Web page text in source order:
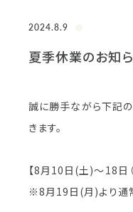
2024.8.9
夏季休業のお知
誠に勝手ながら下記
きます。
【8月10日(土)～18日（
※8月19日(月)より通